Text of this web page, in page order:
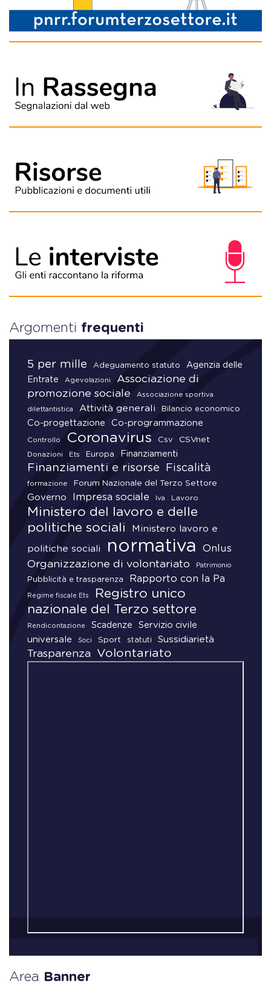
Argomenti frequenti
5 per mille Adeguamento statuto
Agenzia delle
Entrate
Agevolazioni
Associazione di
promozione sociale
Associazione sportiva
dilettantistica Attività generali Bilancio economico
Co-progettazione Co-programmazione
Controllo Coronavirus Csv CSVnet
Donazioni Ets Europa Finanziamenti
Finanziamenti e risorse Fiscalità
formazione Forum Nazionale del Terzo Settore
Governo Impresa sociale Iva Lavoro
Ministero del lavoro e delle
politiche sociali
Ministero lavoro e
politiche sociali normativa Onlus
Organizzazione di volontariato Patrimonio
Pubblicità e trasparenza Rapporto con la Pa
Regime fiscale Ets
Registro unico
nazionale del Terzo settore
Rendicontazione Scadenze
Servizio civile
universale
Soci Sport statuti Sussidiarietà
Trasparenza Volontariato
Area Banner